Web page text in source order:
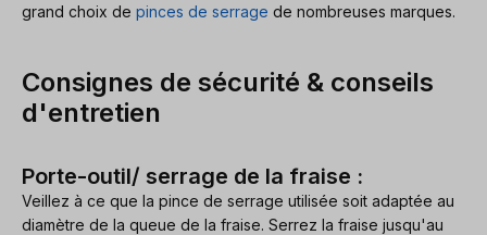
grand choix de pinces de serrage de nombreuses marques.
Consignes de sécurité & conseils
d'entretien
Porte-outil/ serrage de la fraise :
Veillez à ce que la pince de serrage utilisée soit adaptée au
diamètre de la queue de la fraise. Serrez la fraise jusqu'au